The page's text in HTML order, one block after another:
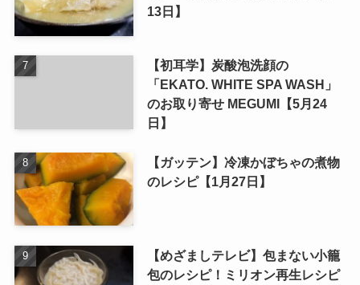
13日】
【初耳学】炭酸泡洗顔の
「EKATO. WHITE SPA WASH」
のお取り寄せ MEGUMI【5月24
日】
【ガッテン】冷凍かぼちゃの煮物
のレシピ【1月27日】
【めざましテレビ】包まない小籠
包のレシピ！ミリオン再生レシピ